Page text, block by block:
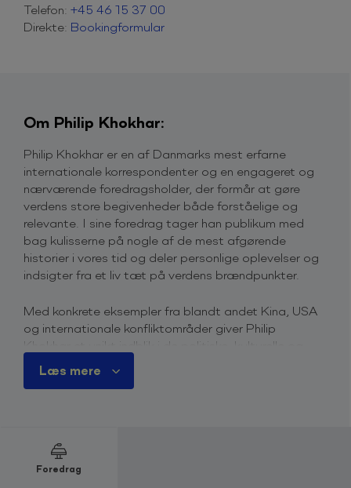
Telefon: +45 46 15 37 00
Direkte: Bookingformular
Om Philip Khokhar:
Philip Khokhar er en af Danmarks mest erfarne
internationale korrespondenter og en engageret og
nærværende foredragsholder, der formår at gøre
verdens store begivenheder både forståelige og
relevante. I sine foredrag tager han publikum med
bag kulisserne på nogle af de mest afgørende
historier i vores tid og deler personlige oplevelser og
indsigter fra et liv tæt på verdens brændpunkter.
Med konkrete eksempler fra blandt andet Kina, USA
og internationale konfliktområder giver Philip
Khokhar et unikt indblik i de politiske, kulturelle og
Han fortæller om arbejdet som korrespondent, om
Ønsker du at booke Philip Khokhar til jeres næste
Læs mere
Foredrag